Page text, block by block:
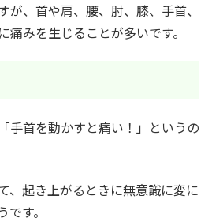
が、首や肩、腰、肘、膝、手首、
痛みを生じることが多いです。
手首を動かすと痛い！」というの
、起き上がるときに無意識に変に
す。